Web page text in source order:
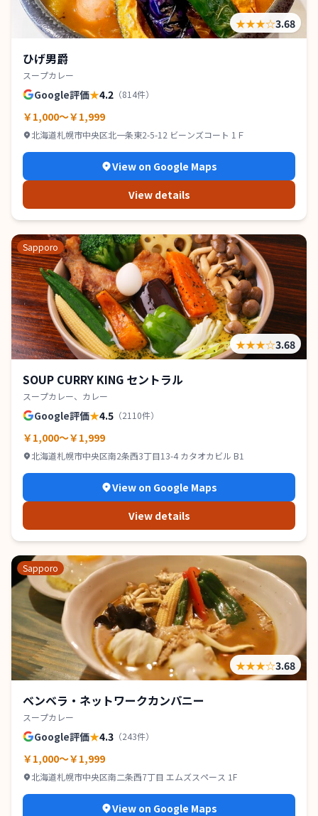
★★★☆3.68
ひげ男爵
スープカレー
Google評価★4.2 （814件）
￥1,000～￥1,999
北海道札幌市中央区北一条東2-5-12 ビーンズコート 1Ｆ
View on Google Maps
View details
Sapporo
★★★☆3.68
SOUP CURRY KING セントラル
スープカレー、カレー
Google評価★4.5 （2110件）
￥1,000～￥1,999
北海道札幌市中央区南2条西3丁目13-4 カタオカビル B1
View on Google Maps
View details
Sapporo
★★★☆3.68
ベンベラ・ネットワークカンパニー
スープカレー
Google評価★4.3 （243件）
￥1,000～￥1,999
北海道札幌市中央区南二条西7丁目 エムズスペース 1F
View on Google Maps